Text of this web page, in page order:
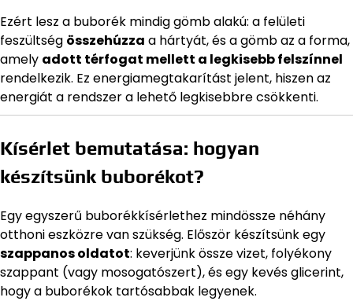
Ezért lesz a buborék mindig gömb alakú: a felületi
feszültség összehúzza a hártyát, és a gömb az a forma,
amely adott térfogat mellett a legkisebb felszínnel
rendelkezik. Ez energiamegtakarítást jelent, hiszen az
energiát a rendszer a lehető legkisebbre csökkenti.
Kísérlet bemutatása: hogyan
készítsünk buborékot?
Egy egyszerű buborékkísérlethez mindössze néhány
otthoni eszközre van szükség. Először készítsünk egy
szappanos oldatot: keverjünk össze vizet, folyékony
szappant (vagy mosogatószert), és egy kevés glicerint,
hogy a buborékok tartósabbak legyenek.